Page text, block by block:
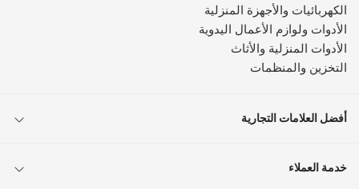
الكهربائيات والأجهزة المنزلية
الأدوات ولوازم الأعمال اليدوية
الأدوات المنزلية والأثاث
التخزين والمنظمات
أفضل العلامات التجارية
خدمة العملاء